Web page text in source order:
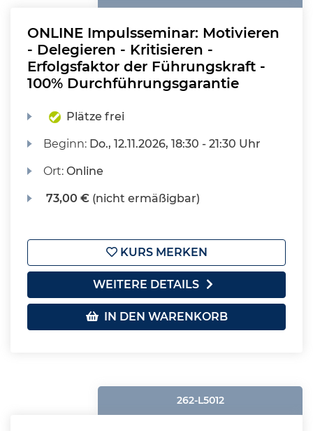
ONLINE Impulsseminar: Motivieren
- Delegieren - Kritisieren -
Erfolgsfaktor der Führungskraft -
100% Durchführungsgarantie
Plätze frei
Beginn: Do., 12.11.2026, 18:30 - 21:30 Uhr
Ort:Online
73,00 € (nicht ermäßigbar)
KURS MERKEN
WEITERE DETAILS
IN DEN WARENKORB
262-L5012